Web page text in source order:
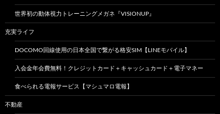
世界初の動体視力トレーニングメガネ『VISIONUP』
充実ライフ
DOCOMO回線使用の日本全国で繋がる格安SIM【LINEモバイル】
入会金年会費無料！クレジットカード＋キャッシュカード＋電子マネー
食べられる電報サービス【マシュマロ電報】
不動産